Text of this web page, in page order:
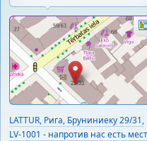
LATTUR, Рига, Бруниниеку 29/31,
LV-1001 - напротив нас есть